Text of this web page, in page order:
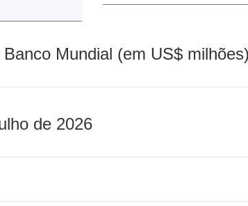
Mundial (em US$
de 2026